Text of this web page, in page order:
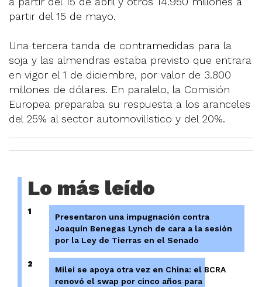
partir del 15 de mayo.
Una tercera tanda de contramedidas para la
soja y las almendras estaba previsto que entrara
en vigor el 1 de diciembre, por valor de 3.800
millones de dólares. En paralelo, la Comisión
Europea preparaba su respuesta a los aranceles
del 25% al sector automovilístico y del 20%.
Lo más leído
1
Presentaron una impugnación contra
Joaquín Benegas Lynch de cara a la sesión
por la Ley de Tierras en el Senado
2
Milei se apoya otra vez en China: el BCRA
renovó el swap por cinco años para